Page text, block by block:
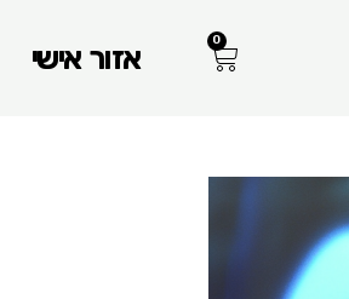
0עגלת
קניותאזור אישי